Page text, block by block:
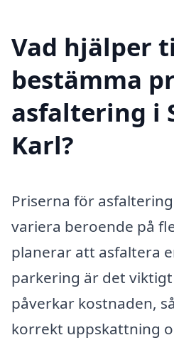
Vad hjälper
bestämma
asfaltering i
Karl?
Priserna för
variera beroende på
planerar att asfaltera
parkering är det
påverkar kostnaden,
korrekt uppskattning